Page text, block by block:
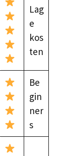
Lag
e
kos
ten
Be
gin
ner
s